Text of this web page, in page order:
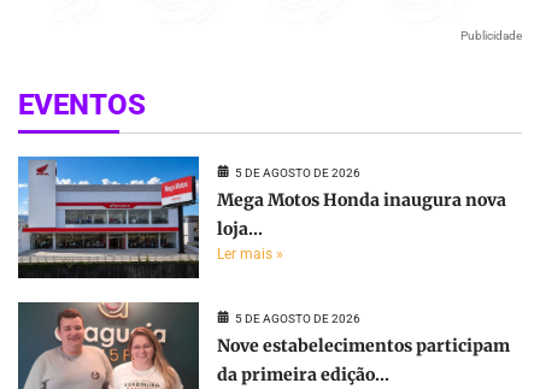
Publicidade
EVENTOS
5 DE AGOSTO DE 2026
Mega Motos Honda inaugura nova
loja...
Ler mais »
5 DE AGOSTO DE 2026
Nove estabelecimentos participam
da primeira edição...